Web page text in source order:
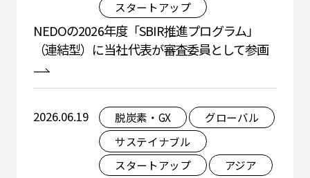
スタートアップ
NEDOの2026年度「SBIR推進プログラム」
（連結型）に当社代表が審査委員として参画
2026.06.19 脱炭素・GX
グローバル
サステイナブル
スタートアップ
アジア